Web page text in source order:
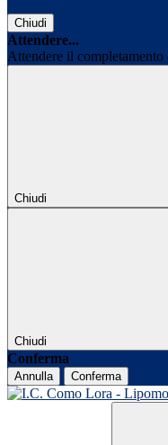
Chiudi
Attendere...
Attendere il completamento
Chiudi
Chiudi
Conferma
Annulla Conferma